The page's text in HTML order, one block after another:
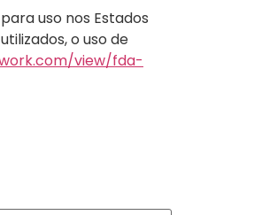
uso nos Estados
o uso de
view/fda-